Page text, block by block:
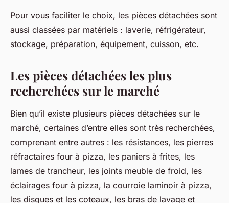
Pour vous faciliter le choix, les pièces détachées sont
aussi classées par matériels : laverie, réfrigérateur,
stockage, préparation, équipement, cuisson, etc.
Les pièces détachées les plus
recherchées sur le marché
Bien qu’il existe plusieurs pièces détachées sur le
marché, certaines d’entre elles sont très recherchées,
comprenant entre autres : les résistances, les pierres
réfractaires four à pizza, les paniers à frites, les
lames de trancheur, les joints meuble de froid, les
éclairages four à pizza, la courroie laminoir à pizza,
les disques et les coteaux, les bras de lavage et